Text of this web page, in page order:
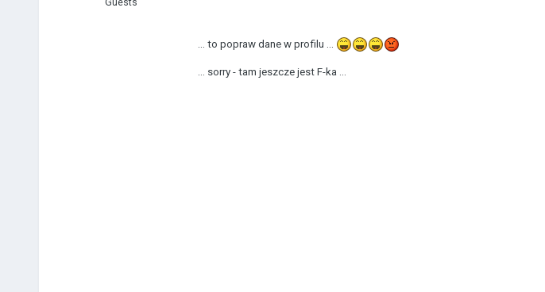
... to popraw dane w profilu ...
... sorry - tam jeszcze jest F-ka ...